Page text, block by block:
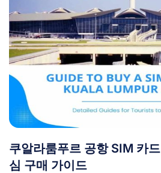
쿠알라룸푸르 공항 SIM 카
심 구매 가이드